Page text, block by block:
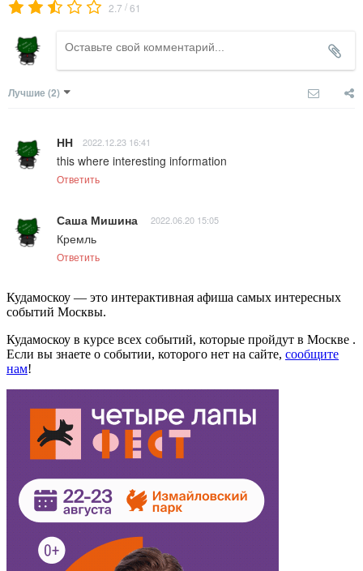
2.7 /61
Лучшие (2)
НН 2022.12.23 16:41
this where interesting information
Ответить
Саша Мишина 2022.06.20 15:05
Кремль
Ответить
Кудамоскоу — это интерактивная афиша самых интересных
событий Москвы.
Кудамоскоу в курсе всех событий, которые пройдут в Москве .
Если вы знаете о событии, которого нет на сайте, сообщите
нам!